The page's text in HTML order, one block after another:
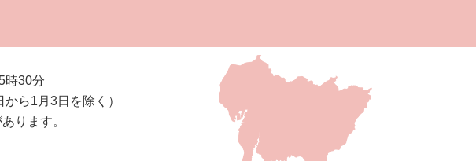
時30分
ら1月3日を除く）
ります。